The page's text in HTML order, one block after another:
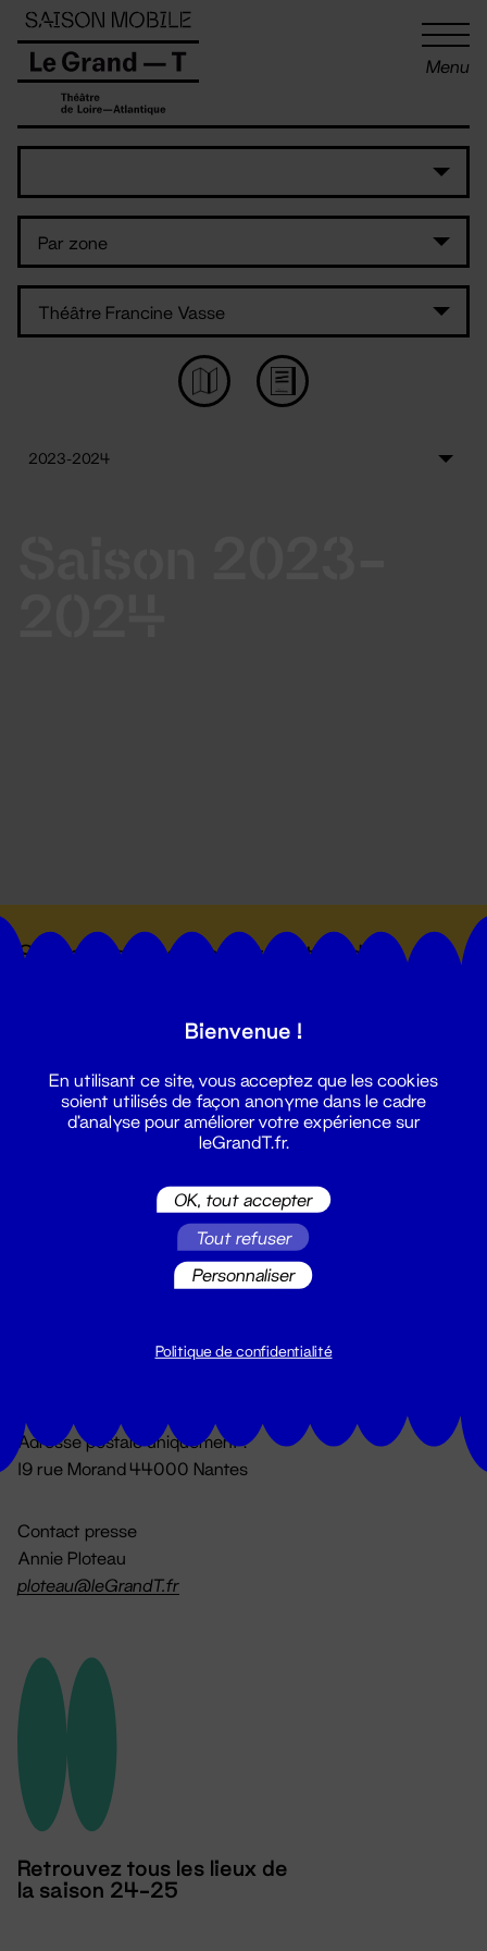
Menu
Suivez toutes les actualités du
Du lundi au vendredi 14h → 18h
Adresse postale uniquement :
19 rue Morand 44000 Nantes
Contact presse
Annie Ploteau
ploteau@leGrandT.fr
Retrouvez tous les lieux de
la saison 24-25
Panneau de gestion des cookies
Bienvenue !
En utilisant ce site, vous acceptez que les cookies
soient utilisés de façon anonyme dans le cadre
d'analyse pour améliorer votre expérience sur
leGrandT.fr.
OK, tout accepter
Tout refuser
Personnaliser
Politique de confidentialité